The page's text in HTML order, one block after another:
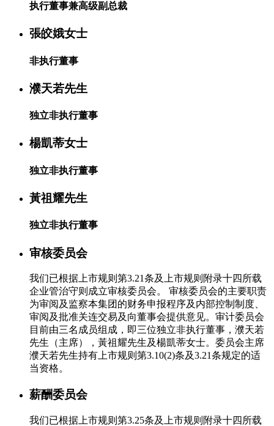
执行董事兼高级副总裁
張皎娥女士
非执行董事
濮天若先生
独立非执行董事
楊凱蒂女士
独立非执行董事
黃祖耀先生
独立非执行董事
审核委员会
我们已根据上市规则第3.21条及上市规则附录十四所载
企业管治守则成立审核委员会。 审核委员会的主要职责
为审阅及监察本集团的财务申报程序及内部控制制度、
审阅及批准关连交易及向董事会提供意见。审计委员会
目前由三名成员组成，即三位独立非执行董事，濮天若
先生（主席），黃祖耀先生及楊凱蒂女士。委员会主席
濮天若先生持有上市规则第3.10(2)条及3.21条规定的适
当资格。
薪酬委员会
我们已根据上市规则第3.25条及上市规则附录十四所载